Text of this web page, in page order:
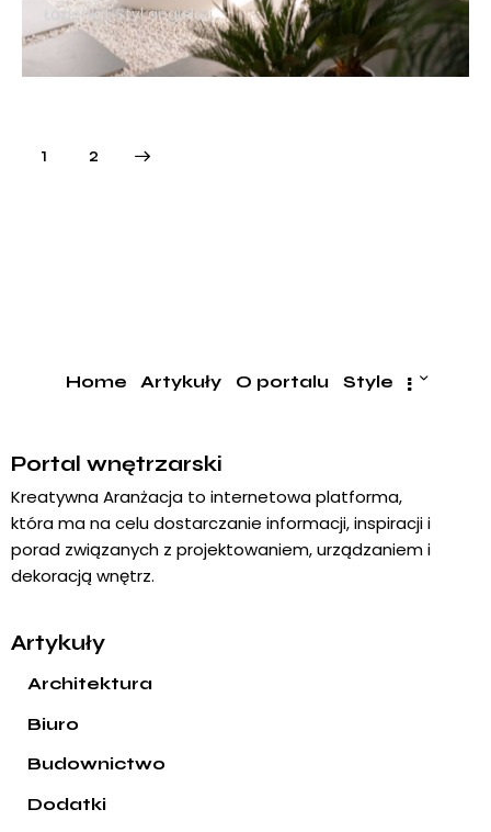
Łazienka,Styl angielski
1 2
Home Artykuły O portalu Style
Portal wnętrzarski
Kreatywna Aranżacja to internetowa platforma,
która ma na celu dostarczanie informacji, inspiracji i
porad związanych z projektowaniem, urządzaniem i
dekoracją wnętrz.
Artykuły
Architektura
Biuro
Budownictwo
Dodatki